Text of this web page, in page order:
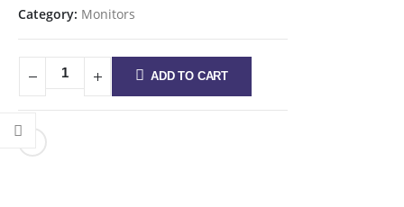
Category: Monitors
ADD TO CART